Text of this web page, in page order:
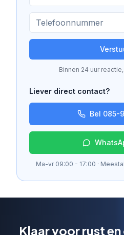
Binnen 24 uur
Liever direct contact?
Bel 085-
Ma-vr 09:00 - 17:00 ·
Klaar voor rust